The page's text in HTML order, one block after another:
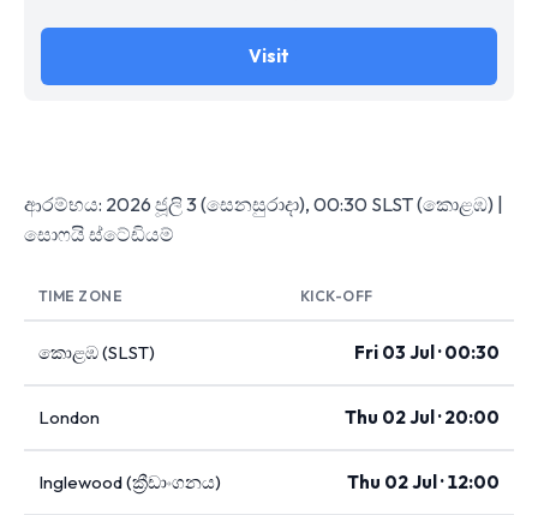
Visit
ආරම්භය: 2026 ජූලි 3 (සෙනසුරාදා), 00:30 SLST (කොළඹ) |
සොෆයි ස්ටේඩියම්
TIME ZONE KICK-OFF
කොළඹ (SLST) Fri 03 Jul · 00:30
London Thu 02 Jul · 20:00
Inglewood (ක්‍රීඩාංගනය) Thu 02 Jul · 12:00